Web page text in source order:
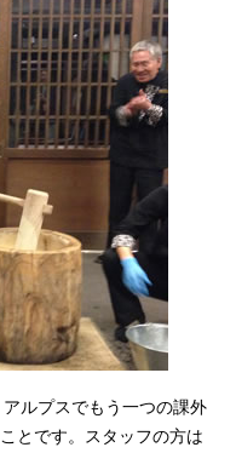
ルプスでもう一つの課外
とです。スタッフの方は